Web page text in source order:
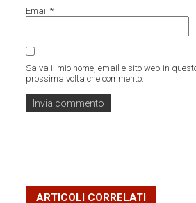
Email*
Salva il mio nome, email e sito web in
prossima volta che commento.
ARTICOLI CORRELATI